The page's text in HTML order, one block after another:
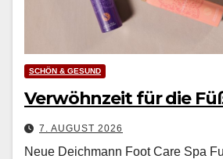
SCHÖN & GESUND
Verwöhnzeit für die
7. AUGUST 2026
Neue Deichmann Foot Care Spa